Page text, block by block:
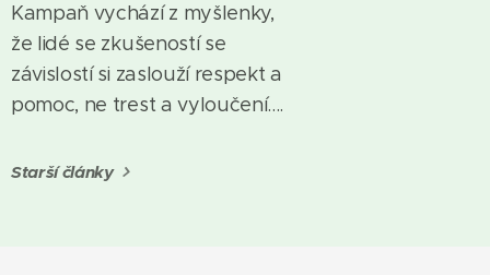
Kampaň vychází z myšlenky,
že lidé se zkušeností se
závislostí si zaslouží respekt a
pomoc, ne trest a vyloučení....
Starší články